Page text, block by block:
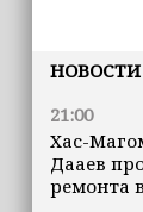
НОВОСТИ
21:00
Хас-
Дааев
ремонта